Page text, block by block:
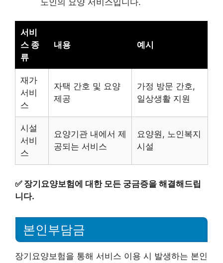
서비
스 종
류
내용 예시
재가
서비
스
자택 간호 및 요양
제공
가정 방문 간호,
일상생활 지원
시설
서비
스
요양기관 내에서 제
공되는 서비스
요양원, 노인복지
시설
✅ 장기요양보험에 대한 모든 궁금증을 해결해드립
니다.
본인부담금
장기요양보험을 통해 서비스 이용 시 발생하는 본인